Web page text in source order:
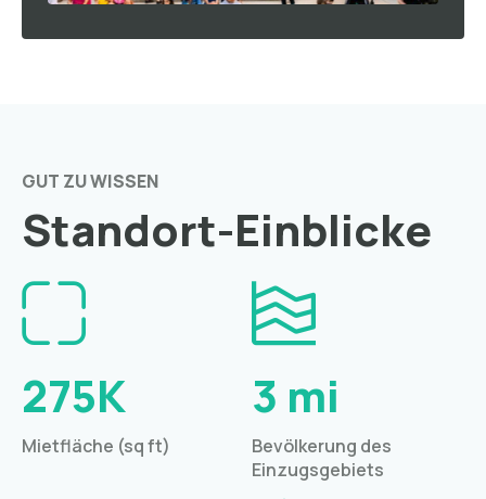
GUT ZU WISSEN
Standort-Einblicke
275K
Mietfläche (sq ft)
3 mi
Bevölkerung des
Einzugsgebiets